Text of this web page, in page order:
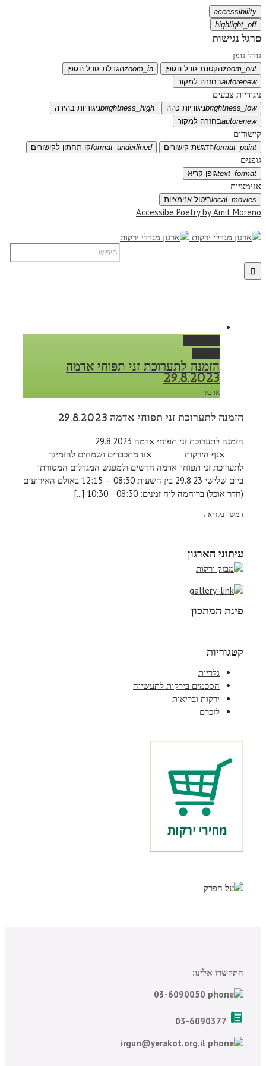
accessibility
highlight_off
סרגל נגישות
גודל גופן
zoom_outהקטנת גודל הגופן zoom_inהגדלת גודל הגופן
autorenewבחזרה למקור
ניגודיות צבעים
brightness_lowניגודיות כהה brightness_highניגודיות בהירה
autorenewבחזרה למקור
קישורים
format_paintהדגשת קישורים format_underlinedקו תחתון לקישורים
גופנים
text_formatגופן קריא
אנימציות
local_moviesביטול אנימציות
Accessibe Poetry by Amit Moreno
הזמנה לתערוכת זני תפוחי אדמה
29.8.2023
ארכיון
הזמנה לתערוכת זני תפוחי אדמה 29.8.2023
אגף הירקות אנו מתכבדים ושמחים להזמינך
לתערוכת זני תפוחי-אדמה חדשים ולמפגש המגדלים המסורתי
ביום שלישי 29.8.23 בין השעות 08:30 – 12:15 באולם האירועים
(חדר אוכל) ברוחמה לוח זמנים: 08:30 - 10:30 [...]
המשך בקריאה
עיתוני הארגון
פינת המתכון
קטגוריות
גלריות
הסכמים בירקות לתעשייה
ירקות ובריאות
לזכרם
התקשרו אלינו: